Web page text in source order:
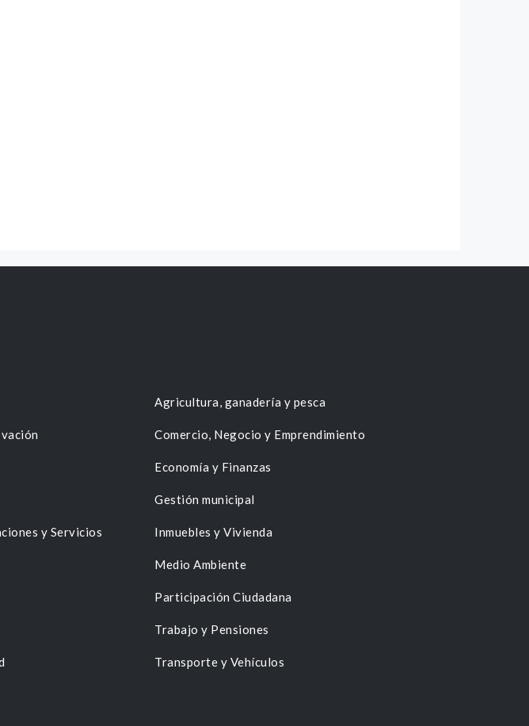
Agricultura, ganadería y pesca
Comercio, Negocio y Emprendimiento
Economía y Finanzas
Gestión municipal
y Servicios
Inmuebles y Vivienda
Medio Ambiente
Participación Ciudadana
Trabajo y Pensiones
Transporte y Vehículos